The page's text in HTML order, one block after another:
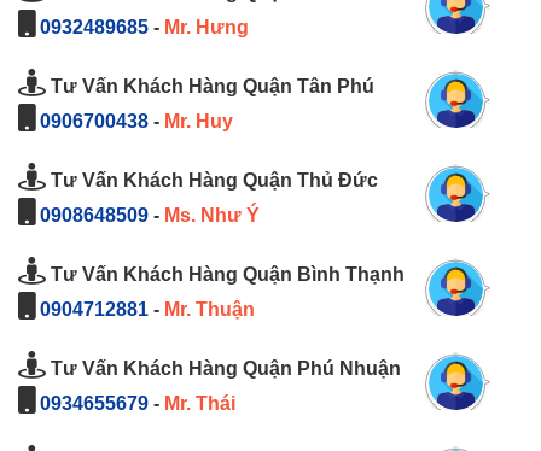
0932489685 - Mr. Hưng
Tư Vấn Khách Hàng Quận Tân Phú
0906700438 - Mr. Huy
Tư Vấn Khách Hàng Quận Thủ Đức
0908648509 - Ms. Như Ý
Tư Vấn Khách Hàng Quận Bình Thạnh
0904712881 - Mr. Thuận
Tư Vấn Khách Hàng Quận Phú Nhuận
0934655679 - Mr. Thái